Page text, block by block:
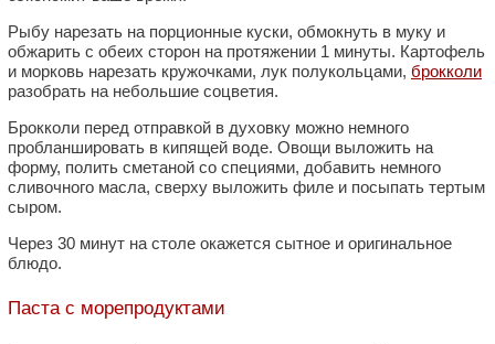
Рыбу нарезать на порционные куски, обмокнуть в муку и
обжарить с обеих сторон на протяжении 1 минуты. Картофель
и морковь нарезать кружочками, лук полукольцами, брокколи
разобрать на небольшие соцветия.
Брокколи перед отправкой в духовку можно немного
пробланшировать в кипящей воде. Овощи выложить на
форму, полить сметаной со специями, добавить немного
сливочного масла, сверху выложить филе и посыпать тертым
сыром.
Через 30 минут на столе окажется сытное и оригинальное
блюдо.
Паста с морепродуктами